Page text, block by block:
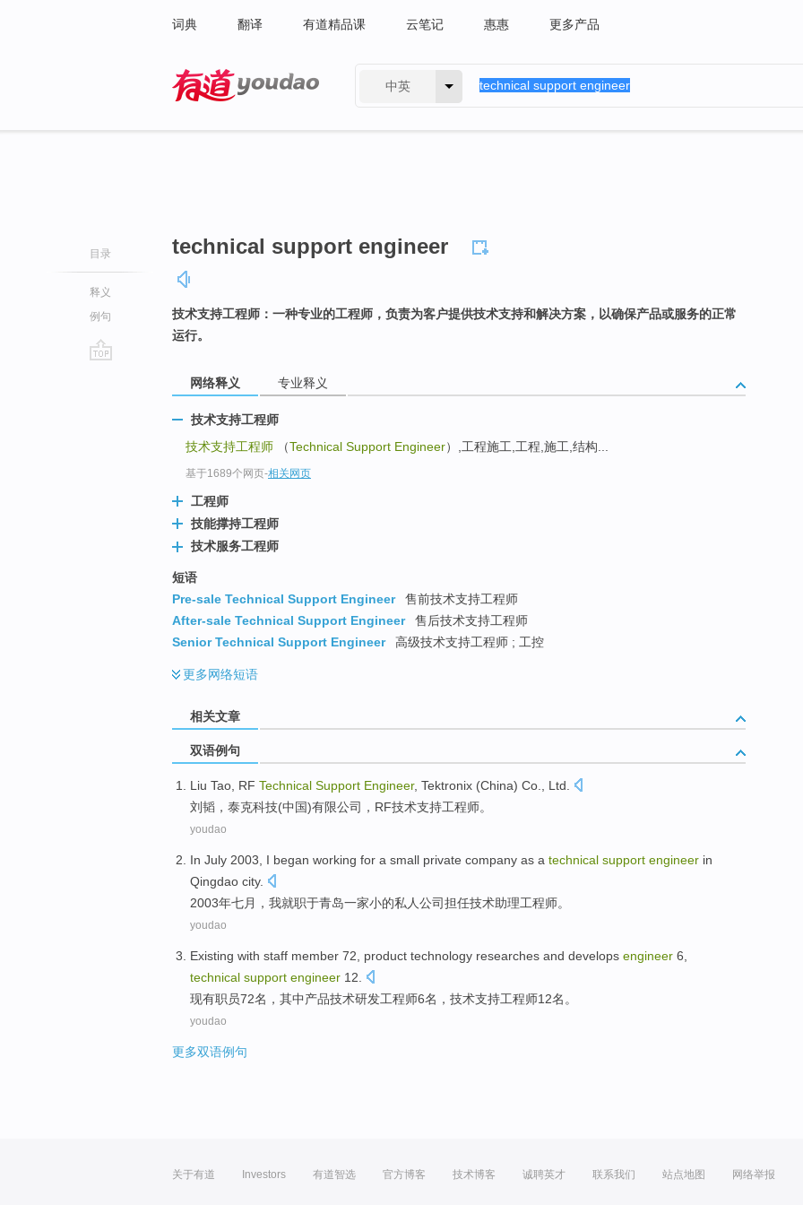
词典 翻译 有道精品课 云笔记 惠惠 更多产品
中英
目录
释义
例句
technical support engineer
技术支持工程师：一种专业的工程师，负责为客户提供技术支持和解决方案，以确保产品或服务的正常
运行。
网络释义 专业释义
技术支持工程师
技术支持工程师 （Technical Support Engineer）,工程施工,工程,施工,结构...
基于1689个网页-相关网页
工程师
技能撑持工程师
技术服务工程师
短语
Pre-sale Technical Support Engineer
售前技术支持工程师
After-sale Technical Support Engineer
售后技术支持工程师
Senior Technical Support Engineer
高级技术支持工程师 ; 工控
更多网络短语
相关文章
双语例句
Liu Tao, RF Technical Support Engineer, Tektronix (China) Co., Ltd.
刘韬， 泰克科技(中国)有限公司， RF技术支持工程师。
youdao
In July 2003, I began working for a small private company as a technical support engineer in
Qingdao city.
2003年七月 ， 我就职于青岛一家小的私人公司担任技术助理工程师。
youdao
Existing with staff member 72, product technology researches and develops engineer 6
technical support engineer 12
现有职员72名，其中产品技术研发工程师6名， 技术支持工程师12名。
youdao
更多双语例句
关于有道 Investors 有道智选 官方博客 技术博客 诚聘英才 联系我们 站点地图 网络举报